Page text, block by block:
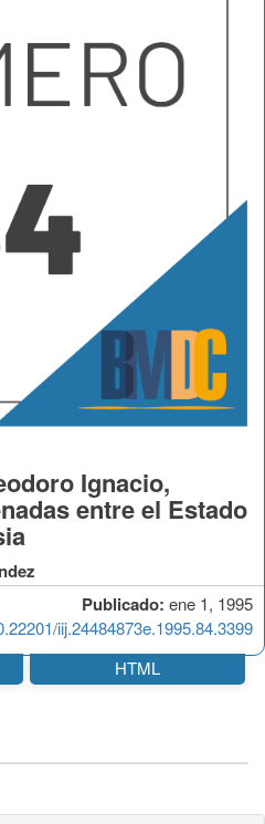
Publicado: ene 1, 1995
iij.24484873e.1995.84.3399
Ignacio,
entre el Estado
HTML